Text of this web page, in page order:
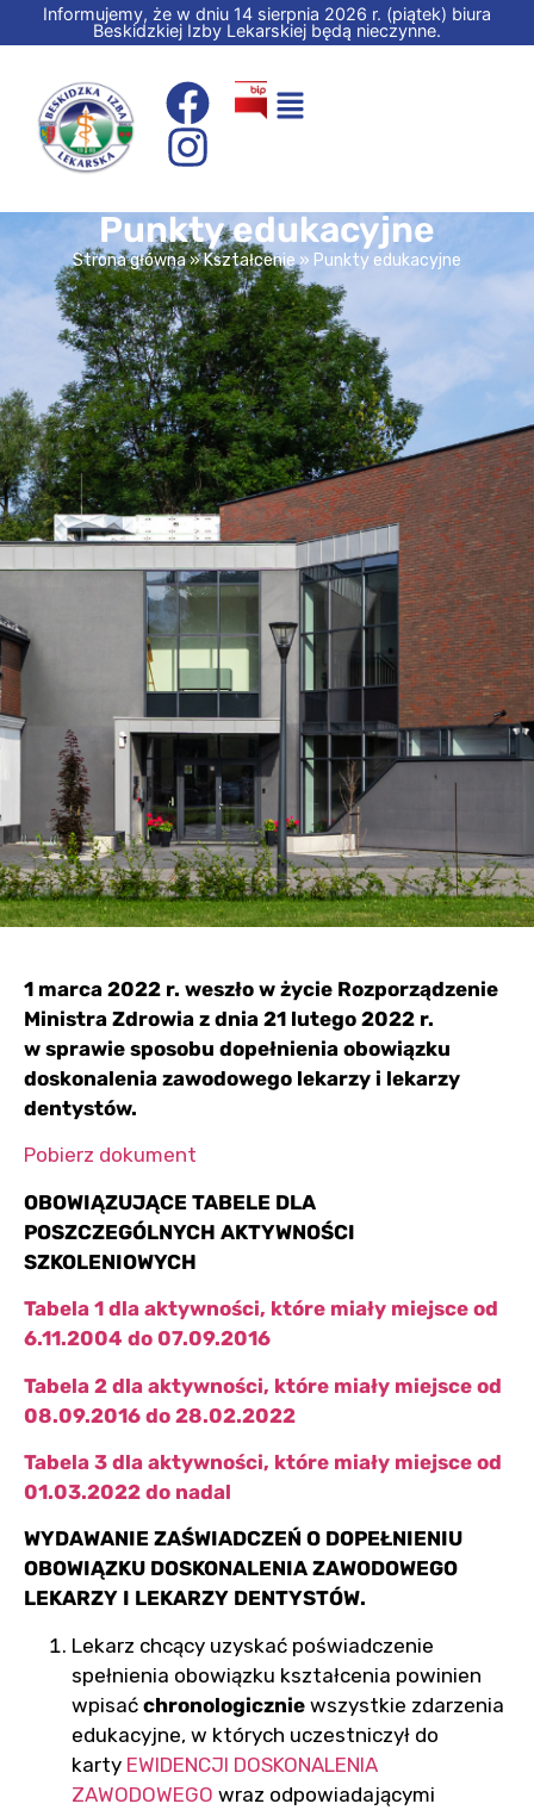
Informujemy, że w dniu 14 sierpnia 2026 r. (piątek) biura
Beskidzkiej Izby Lekarskiej będą nieczynne.
Punkty edukacyjne
Strona główna»Kształcenie» Punkty edukacyjne
1 marca 2022 r. weszło w życie Rozporządzenie
Ministra Zdrowia z dnia 21 lutego 2022 r.
w sprawie sposobu dopełnienia obowiązku
doskonalenia zawodowego lekarzy i lekarzy
dentystów.
Pobierz dokument
OBOWIĄZUJĄCE TABELE DLA
POSZCZEGÓLNYCH AKTYWNOŚCI
SZKOLENIOWYCH
Tabela 1 dla aktywności, które miały miejsce od
6.11.2004 do 07.09.2016
Tabela 2 dla aktywności, które miały miejsce od
08.09.2016 do 28.02.2022
Tabela 3 dla aktywności, które miały miejsce od
01.03.2022 do nadal
WYDAWANIE ZAŚWIADCZEŃ O DOPEŁNIENIU
OBOWIĄZKU DOSKONALENIA ZAWODOWEGO
LEKARZY I LEKARZY DENTYSTÓW.
Lekarz chcący uzyskać poświadczenie
spełnienia obowiązku kształcenia powinien
wpisać chronologicznie wszystkie zdarzenia
edukacyjne, w których uczestniczył do
karty EWIDENCJI DOSKONALENIA
ZAWODOWEGO wraz odpowiadającymi